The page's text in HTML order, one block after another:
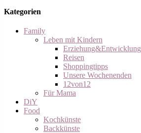
Kategorien
Family
Leben mit Kindern
Erziehung&Entwicklung
Reisen
Shoppingtipps
Unsere Wochenenden
12von12
Für Mama
DiY
Food
Kochkünste
Backkünste